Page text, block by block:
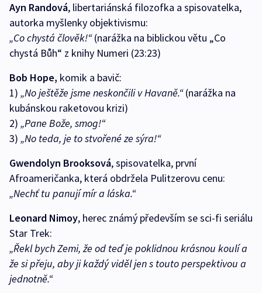
Ayn Randová, libertariánská filozofka a spisovatelka,
autorka myšlenky objektivismu:
„Co chystá člověk!“(narážka na biblickou větu „Co
chystá Bůh“ z knihy Numeri (23:23)
Bob Hope, komik a bavič:
1) „No ještěže jsme neskončili v Havaně.“(narážka na
kubánskou raketovou krizi)
2) „Pane Bože, smog!“
3) „No teda, je to stvořené ze sýra!“
Gwendolyn Brooksová, spisovatelka, první
Afroameričanka, která obdržela Pulitzerovu cenu:
„Nechť tu panují mír a láska.“
Leonard Nimoy, herec známý především se sci-fi seriálu
Star Trek:
„Řekl bych Zemi, že od teď je poklidnou krásnou koulí a
že si přeju, aby ji každý viděl jen s touto perspektivou a
jednotně.“